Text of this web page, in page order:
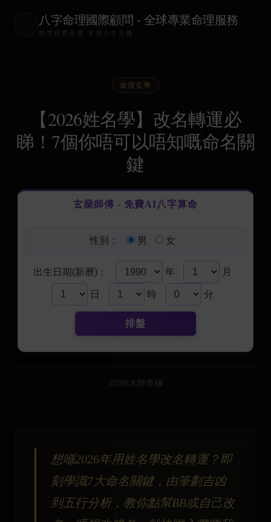
八字命理國際顧問 - 全球專業命理服務
精準洞悉命運 掌握人生先機
命理玄學
【2026姓名學】改名轉運必
睇！7個你唔可以唔知嘅命名關
鍵
玄燊師傅 - 免費AI八字算命
性別： 男 女
出生日期(新曆)： 年 月
日 時 分
排盤
2026 大師專欄
想喺2026年用姓名學改名轉運？即
刻學識7大命名關鍵，由筆劃吉凶
到五行分析，教你點幫BB或自己改